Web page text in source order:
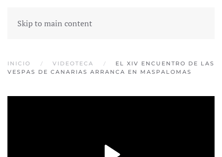
Skip to main content
INICIO VIDEOTECA
EL XIV ENCUENTRO DE LAS
VESPAS DE CANARIAS ARRANCA EN MASPALOMAS